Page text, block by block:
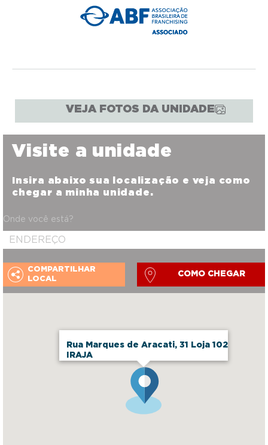
VEJA FOTOS DA UNIDADE
Rua Marques de Aracati, 31 Loja 102
IRAJA
Visite a unidade
Insira abaixo sua localização e veja como
chegar a minha unidade.
Onde você está?
COMPARTILHAR
LOCAL
COMO CHEGAR